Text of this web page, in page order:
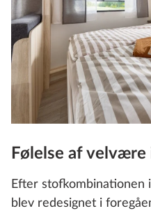
Følelse af
Efter stofkombinationen
blev redesignet i